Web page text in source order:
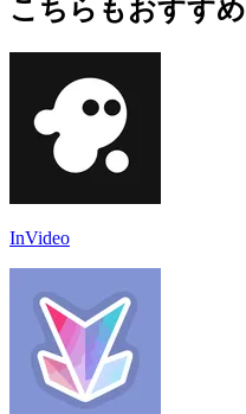
こちらもおすすめ
InVideo